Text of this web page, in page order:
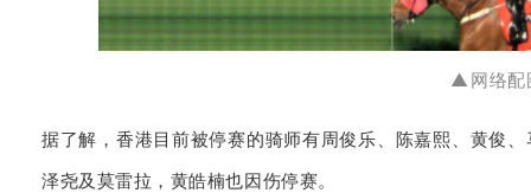
▲ 网络配
据了解，香港目前被停赛的骑师有周俊乐、陈嘉熙、黄俊
泽尧及莫雷拉，黄皓楠也因伤停赛。